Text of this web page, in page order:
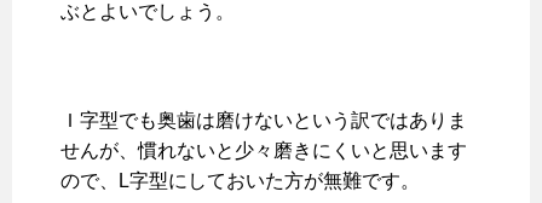
ぶとよいでしょう。
Ｉ字型でも奥歯は磨けないという訳ではありま
せんが、慣れないと少々磨きにくいと思います
ので、L字型にしておいた方が無難です。